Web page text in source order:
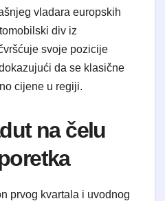
vladara europskih
div iz
svoje pozicije
da se klasične
cijene u regiji.
na čelu
prvog kvartala i uvodnog